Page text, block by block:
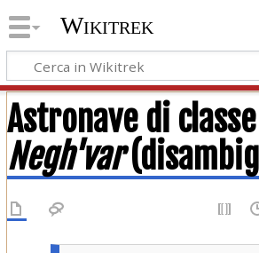
Wikitrek
Astronave di classe
Negh'var